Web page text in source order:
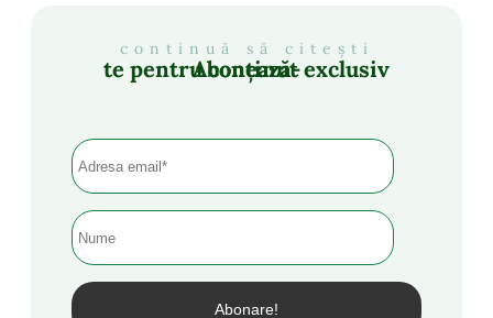
continuă să citești
Abonează-te pentru conținut exclusiv